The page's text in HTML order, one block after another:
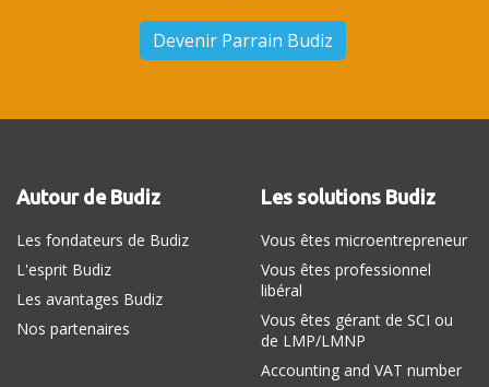
Devenir Parrain Budiz
Autour de Budiz
Les fondateurs de Budiz
L'esprit Budiz
Les avantages Budiz
Nos partenaires
Les solutions Budiz
Vous êtes microentrepreneur
Vous êtes professionnel
libéral
Vous êtes gérant de SCI ou
de LMP/LMNP
Accounting and VAT number